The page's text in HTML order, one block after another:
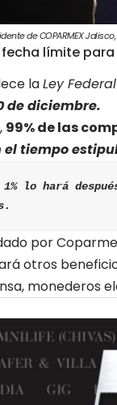
de COPARMEX
límite
laLey
de diciembre.
99% de las
tiempo
lo hará
por
otros
monederos